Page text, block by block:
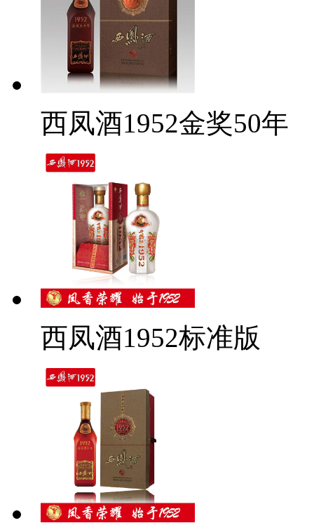
西凤酒1952金奖50年
西凤酒1952标准版